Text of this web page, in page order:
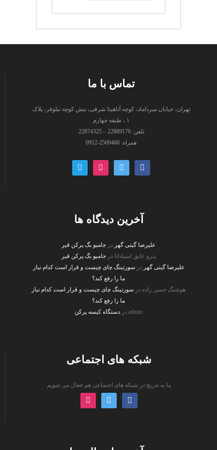
تماس با ما
تهران، خیابان میرداماد، کوچه آناهیتا شرقی، نبش کوچه نیلوفر، پلاک
۱ ، طبقه چهارم
تلفن: 22889176 – 22874325
همراه: 2509460-0912
facebook
twitter
instagram
paper-
plane-
آخرین دیدگاه ها
علیرضا گیتی گهر در جامبو بگ پرکن قیر
پترو عایق اسپادانا درجامبو بگ پرکن قیر
علیرضا گیتی گهر در سورتینگ چای چیست و قرار است کدام نیاز
ما را رفع کند؟
هوشنگ حسن زاده در سورتینگ چای چیست و قرار است کدام نیاز
ما را رفع کند؟
admin در دستگاه کیسه پرکن
شبکه های اجتماعی
ما به تدریج در شبکه های اجتماعی هم فعال می شویم
facebook
twitter
instagram